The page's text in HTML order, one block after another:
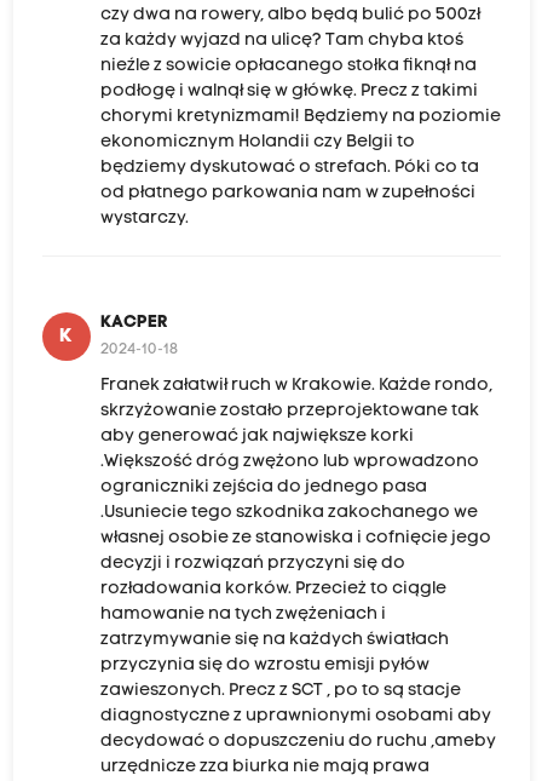
czy dwa na rowery, albo będą bulić po 500zł
za każdy wyjazd na ulicę? Tam chyba ktoś
nieźle z sowicie opłacanego stołka fiknął na
podłogę i walnął się w główkę. Precz z takimi
chorymi kretynizmami! Będziemy na poziomie
ekonomicznym Holandii czy Belgii to
będziemy dyskutować o strefach. Póki co ta
od płatnego parkowania nam w zupełności
wystarczy.
K
KACPER
2024-10-18
Franek załatwił ruch w Krakowie. Każde rondo,
skrzyżowanie zostało przeprojektowane tak
aby generować jak największe korki
.Większość dróg zwężono lub wprowadzono
ograniczniki zejścia do jednego pasa
.Usuniecie tego szkodnika zakochanego we
własnej osobie ze stanowiska i cofnięcie jego
decyzji i rozwiązań przyczyni się do
rozładowania korków. Przecież to ciągle
hamowanie na tych zwężeniach i
zatrzymywanie się na każdych światłach
przyczynia się do wzrostu emisji pyłów
zawieszonych. Precz z SCT , po to są stacje
diagnostyczne z uprawnionymi osobami aby
decydować o dopuszczeniu do ruchu ,ameby
urzędnicze zza biurka nie mają prawa